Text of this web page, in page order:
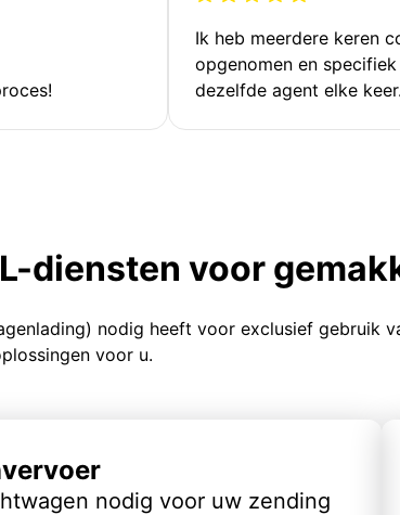
Ik heb meerdere keren
opgenomen en
dezelfde agent elke keer.
diensten voor
nodig heeft voor exclusief gebruik
voor u.
nodig voor uw zending